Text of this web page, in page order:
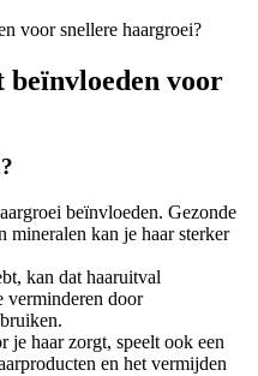
beïnvloeden voor
beïnvloeden. Gezonde
mineralen kan je haar sterker
kan dat haaruitval
verminderen door
je haar zorgt, speelt ook een
en het vermijden